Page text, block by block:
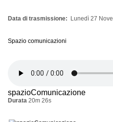
Data di trasmissione Lunedì 27
Spazio comunicazioni
spazioComunicazione
Durata 20m 26s